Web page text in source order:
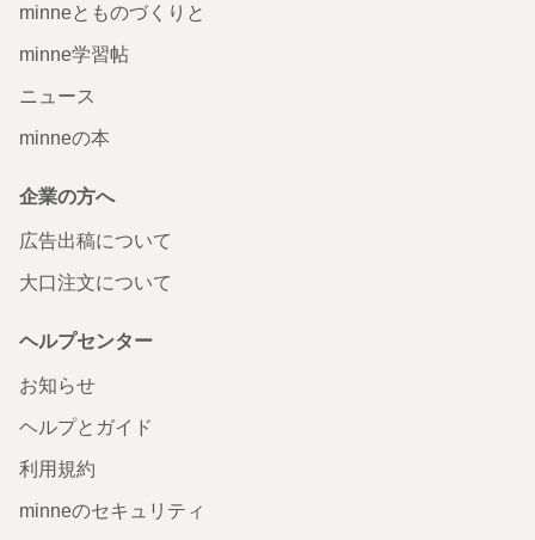
minneとものづくりと
minne学習帖
ニュース
minneの本
企業の方へ
広告出稿について
大口注文について
ヘルプセンター
お知らせ
ヘルプとガイド
利用規約
minneのセキュリティ